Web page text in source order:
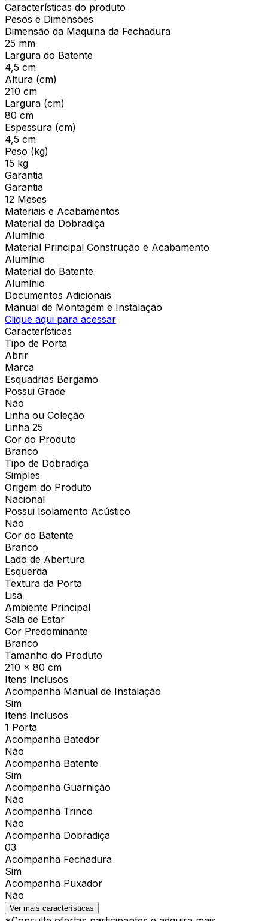
Características do produto
Pesos e Dimensões
Dimensão da Maquina da Fechadura
25 mm
Largura do Batente
4,5 cm
Altura (cm)
210 cm
Largura (cm)
80 cm
Espessura (cm)
4,5 cm
Peso (kg)
15 kg
Garantia
Garantia
12 Meses
Materiais e Acabamentos
Material da Dobradiça
Alumínio
Material Principal Construção e Acabamento
Alumínio
Material do Batente
Alumínio
Documentos Adicionais
Manual de Montagem e Instalação
Clique aqui para acessar
Características
Tipo de Porta
Abrir
Marca
Esquadrias Bergamo
Possui Grade
Não
Linha ou Coleção
Linha 25
Cor do Produto
Branco
Tipo de Dobradiça
Simples
Origem do Produto
Nacional
Possui Isolamento Acústico
Não
Cor do Batente
Branco
Lado de Abertura
Esquerda
Textura da Porta
Lisa
Ambiente Principal
Sala de Estar
Cor Predominante
Branco
Tamanho do Produto
210 x 80 cm
Itens Inclusos
Acompanha Manual de Instalação
Sim
Itens Inclusos
1 Porta
Acompanha Batedor
Não
Acompanha Batente
Sim
Acompanha Guarnição
Não
Acompanha Trinco
Não
Acompanha Dobradiça
03
Acompanha Fechadura
Sim
Acompanha Puxador
Não
Ver mais características